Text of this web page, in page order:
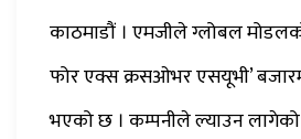
काठमाडौं । एमजीले ग्लोबल
फोर एक्स क्रसओभर एसयूभी’
भएको छ । कम्पनीले ल्याउन